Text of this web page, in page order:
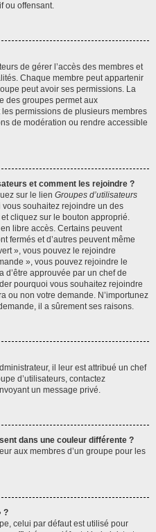
ou offensant.
de gérer l’accès des membres et
Chaque membre peut appartenir
peut avoir ses permissions. La
des groupes permet aux
permissions de plusieurs membres
de modération ou rendre accessible
et comment les rejoindre ?
sur le lien Groupes d’utilisateurs
vous souhaitez rejoindre un des
cliquez sur le bouton approprié.
libre accès. Certains peuvent
fermés et d’autres peuvent même
», vous pouvez le rejoindre
», vous pouvez rejoindre le
d’être approuvée par un chef de
pourquoi vous souhaitez rejoindre
ou non votre demande. N’importunez
il a sûrement ses raisons.
il leur est attribué un chef
d’utilisateurs, contactez
un message privé.
dans une couleur différente ?
aux membres d’un groupe pour les
?
celui par défaut est utilisé pour